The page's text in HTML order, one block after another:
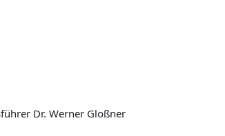
Dr. Werner Gloßner